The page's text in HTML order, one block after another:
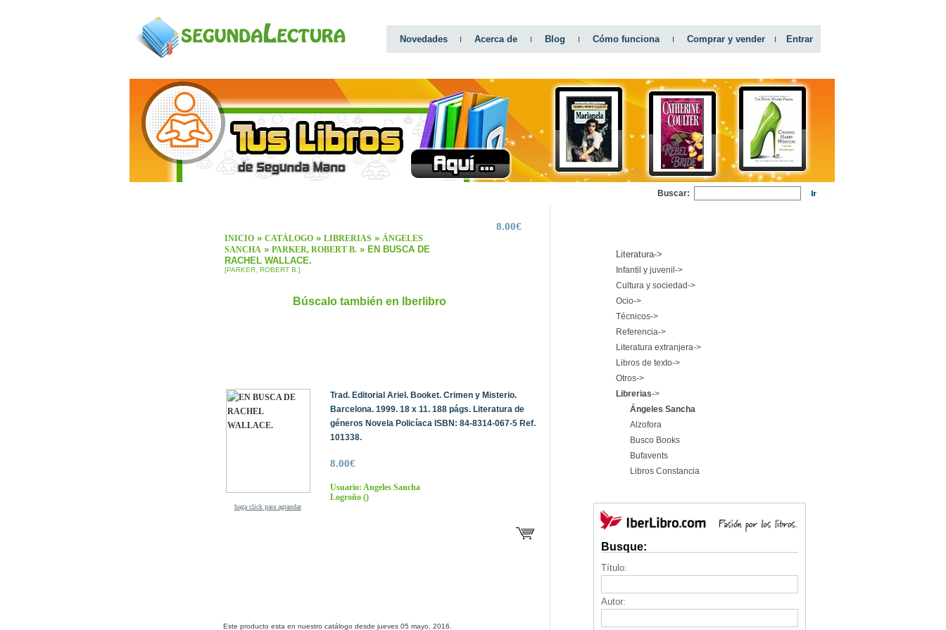
Novedades Acerca de Blog Cómo funciona Comprar y vender Entrar
Buscar:
INICIO» CATÁLOGO» LIBRERIAS» ÁNGELES
SANCHA» PARKER, ROBERT B.» EN BUSCA DE
RACHEL WALLACE.
[PARKER, ROBERT B.]
8.00€
Búscalo también en Iberlibro
haga click para agrandar
Trad. Editorial Ariel. Booket. Crimen y Misterio.
Barcelona. 1999. 18 x 11. 188 págs. Literatura de
géneros Novela Policíaca ISBN: 84-8314-067-5 Ref.
101338.
8.00€
Usuario: Angeles Sancha
Logroño()
Este producto esta en nuestro catálogo desde jueves 05 mayo, 2016.
Literatura->
Infantil y juvenil->
Cultura y sociedad->
Ocio->
Técnicos->
Referencia->
Literatura extranjera->
Libros de texto->
Otros->
Librerias->
Ángeles Sancha
Alzofora
Busco Books
Bufavents
Libros Constancia
Busque:
Título:
Autor: